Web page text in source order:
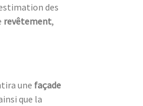
des
revêtement,
une façade
que la